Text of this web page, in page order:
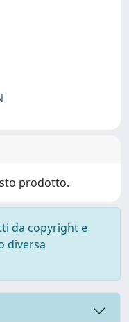
prodotto.
da copyright e
diversa